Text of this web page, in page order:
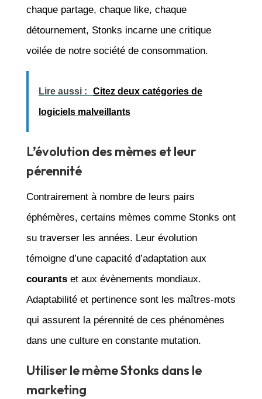
chaque partage, chaque like, chaque
détournement, Stonks incarne une critique
voilée de notre société de consommation.
Lire aussi : Citez deux catégories de
logiciels malveillants
L’évolution des mèmes et leur
pérennité
Contrairement à nombre de leurs pairs
éphémères, certains mèmes comme Stonks ont
su traverser les années. Leur évolution
témoigne d’une capacité d’adaptation aux
courantset aux évènements mondiaux.
Adaptabilité et pertinence sont les maîtres-mots
qui assurent la pérennité de ces phénomènes
dans une culture en constante mutation.
Utiliser le mème Stonks dans le
marketing